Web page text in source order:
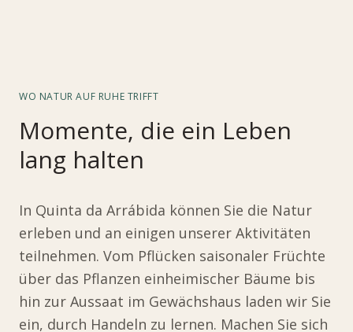
WO NATUR AUF RUHE TRIFFT
Momente, die ein Leben
lang halten
In Quinta da Arrábida können Sie die Natur
erleben und an einigen unserer Aktivitäten
teilnehmen. Vom Pflücken saisonaler Früchte
über das Pflanzen einheimischer Bäume bis
hin zur Aussaat im Gewächshaus laden wir Sie
ein, durch Handeln zu lernen. Machen Sie sich